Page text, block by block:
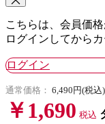
こちらは、会員価
ログインしてから
ログイン
通常価格： 6,490円(税込)
￥1,690 税込